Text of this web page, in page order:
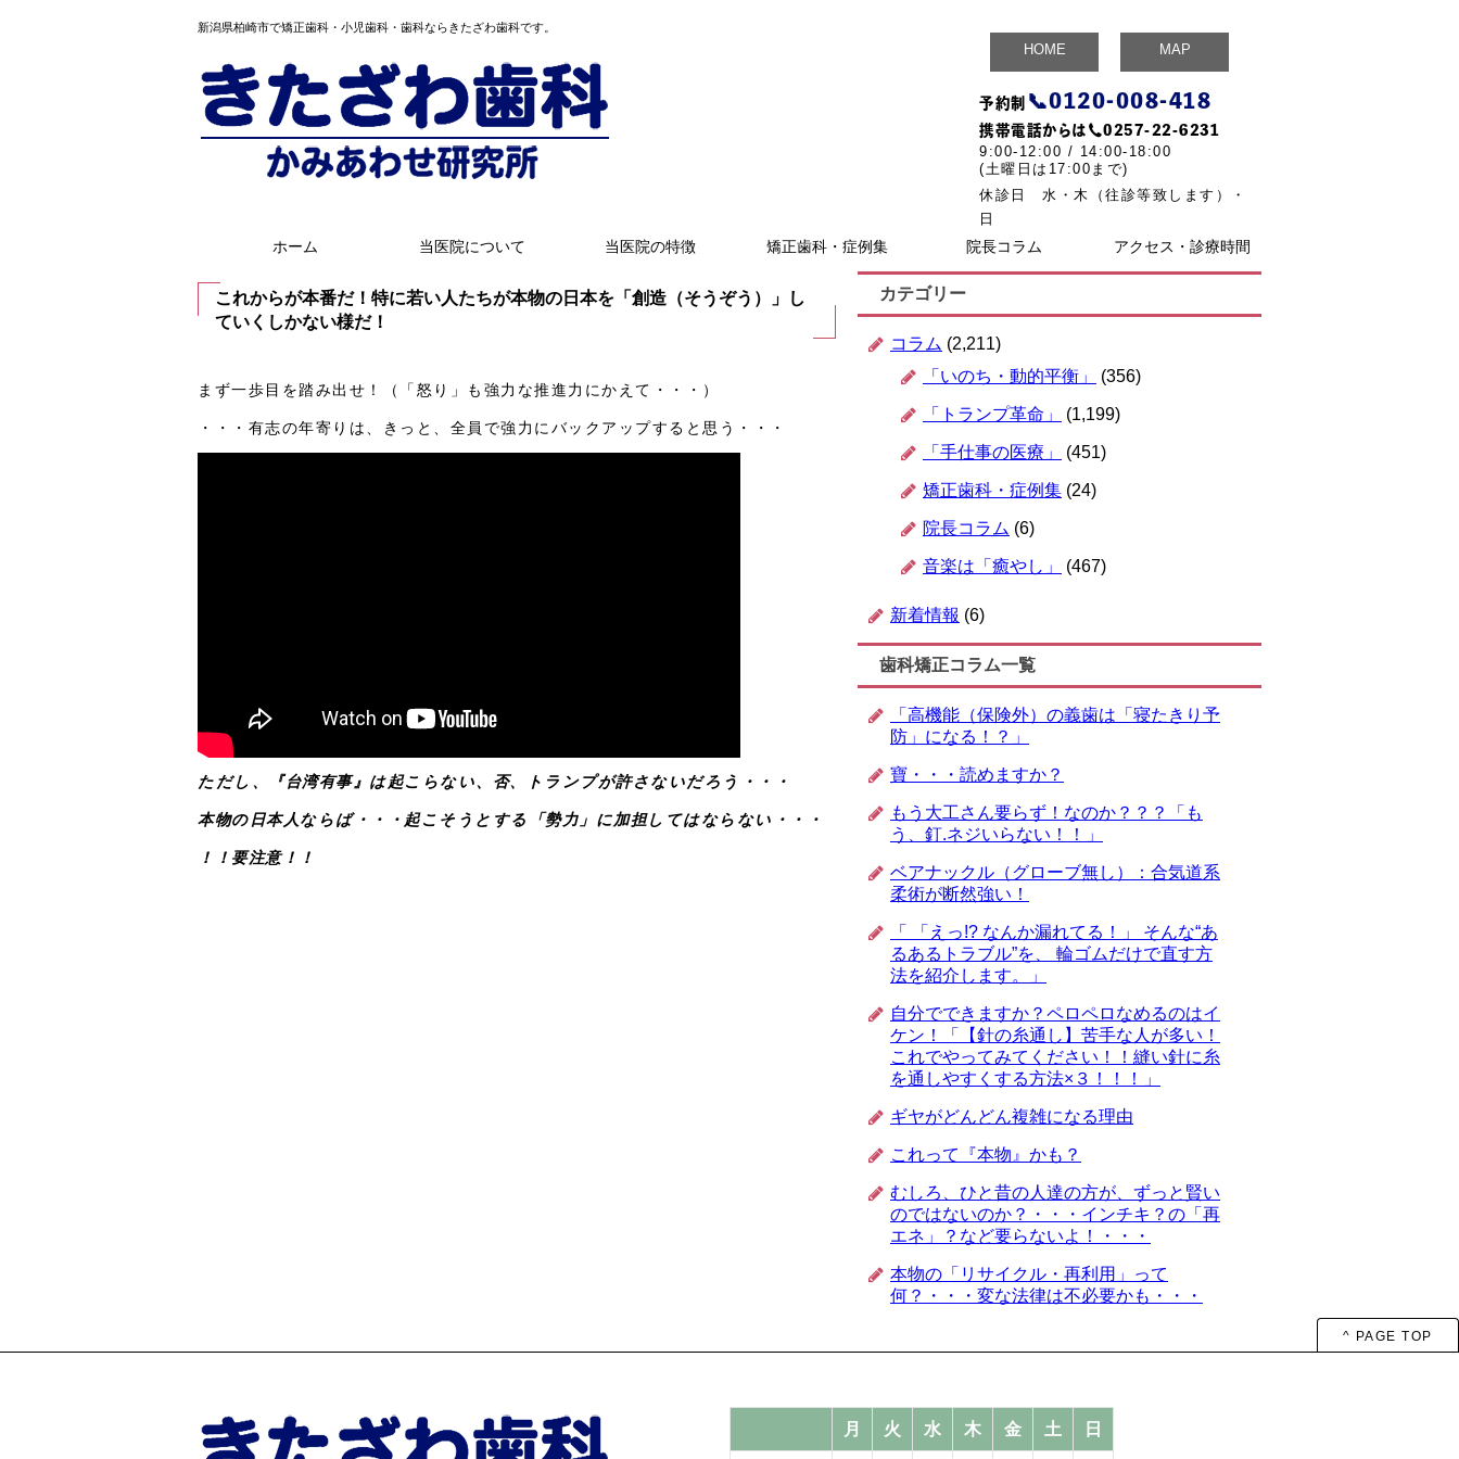
新潟県柏崎市で矯正歯科・小児歯科・歯科ならきたざわ歯科です。
HOME MAP
予約制 📞0120-008-418
携帯電話からは☎0257-22-6231
9:00-12:00 / 14:00-18:00
(土曜日は17:00まで)
休診日 水・木（往診等致します）・
日
ホーム 当医院について 当医院の特徴 矯正歯科・症例集 院長コラム アクセス・診療時間
これからが本番だ！特に若い人たちが本物の日本を「創造（そうぞう）」し
ていくしかない様だ！
まず一歩目を踏み出せ！（「怒り」も強力な推進力にかえて・・・）
・・・有志の年寄りは、きっと、全員で強力にバックアップすると思う・・・
ただし、『台湾有事』は起こらない、否、トランプが許さないだろう・・・
本物の日本人ならば・・・起こそうとする「勢力」に加担してはならない・・・
！！要注意！！
カテゴリー
コラム (2,211)
「いのち・動的平衡」
(356)
「トランプ革命」 (1,199)
「手仕事の医療」 (451)
矯正歯科・症例集 (24)
院長コラム (6)
音楽は「癒やし」 (467)
新着情報 (6)
歯科矯正コラム一覧
「高機能（保険外）の義歯は「寝たきり予
防」になる！？」
寶・・・読めますか？
もう大工さん要らず！なのか？？？「も
う、釘.ネジいらない！！」
ベアナックル（グローブ無し）：合気道系
柔術が断然強い！
「 「えっ!? なんか漏れてる！」 そんな“あ
るあるトラブル”を、 輪ゴムだけで直す方
法を紹介します。」
自分でできますか？ペロペロなめるのはイ
ケン！「【針の糸通し】苦手な人が多い！
これでやってみてください！！縫い針に糸
を通しやすくする方法×３！！！」
ギヤがどんどん複雑になる理由
これって『本物』かも？
むしろ、ひと昔の人達の方が、ずっと賢い
のではないのか？・・・インチキ？の「再
エネ」？など要らないよ！・・・
本物の「リサイクル・再利用」って
何？・・・変な法律は不必要かも・・・
^ PAGE TOP
月 火 水 木 金 土 日